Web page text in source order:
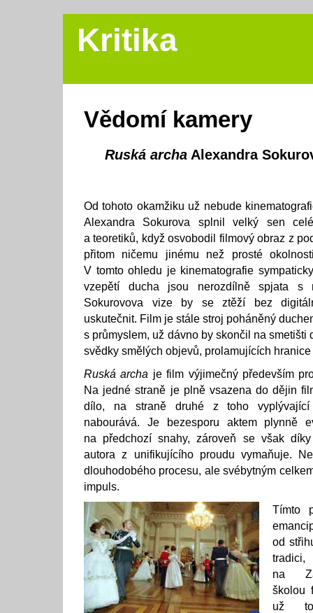
Kritika
Vědomí kamery
Ruská archa Alexandra
Od tohoto okamžiku už nebude
Alexandra Sokurova splnil velký sen
a teoretiků, když osvobodil filmový obraz z
přitom ničemu jinému než prosté
V tomto ohledu je kinematografie
vzepětí ducha jsou nerozdílně spjata s
Sokurovova vize by se ztěží bez
uskutečnit. Film je stále stroj poháněný
s průmyslem, už dávno by skončil na smetišti
svědky smělých objevů, prolamujících
Ruská archa je film výjimečný především
Na jedné straně je plně vsazena do dějin
dílo, na straně druhé z toho vyplývající
nabourává. Je bezesporu aktem plynně
na předchozí snahy, zároveň se však
autora z unifikujícího proudu vymaňuje.
dlouhodobého procesu, ale svébytným
impuls.
Tímto
od
tradici,
na
školou
už to